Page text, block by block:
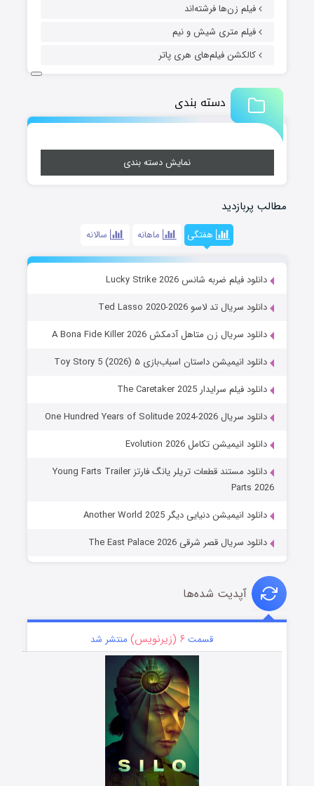
فیلم زن‌ها فرشته‌اند
فیلم متری شیش و نیم
کالکشن فیلم‌های هری پاتر
دسته بندی
نمایش دسته بندی
مطالب پربازدید
هفتگی ماهانه سالانه
دانلود فیلم ضربه شانس Lucky Strike 2026
دانلود سریال تد لاسو Ted Lasso 2020-2026
دانلود سریال زن متاهل آدمکش A Bona Fide Killer 2026
دانلود انیمیشن داستان اسباب‌بازی ۵ Toy Story 5 (2026)
دانلود فیلم سرایدار The Caretaker 2025
دانلود سریال One Hundred Years of Solitude 2024-2026
دانلود انیمیشن تکامل Evolution 2026
دانلود مستند قطعات تریلر یانگ فارتز Young Farts Trailer
Parts 2026
دانلود انیمیشن دنیایی دیگر Another World 2025
دانلود سریال قصر شرقی The East Palace 2026
آپدیت شده‌ها
قسمت ۶ (زیرنویس) منتشر شد